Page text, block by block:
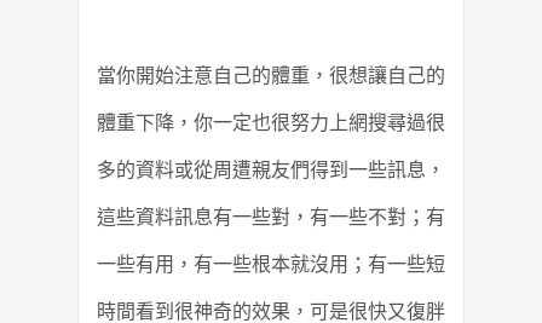
當你開始注意自己的體重，很想讓自己的
體重下降，你一定也很努力上網搜尋過很
多的資料或從周遭親友們得到一些訊息，
這些資料訊息有一些對，有一些不對；有
一些有用，有一些根本就沒用；有一些短
時間看到很神奇的效果，可是很快又復胖